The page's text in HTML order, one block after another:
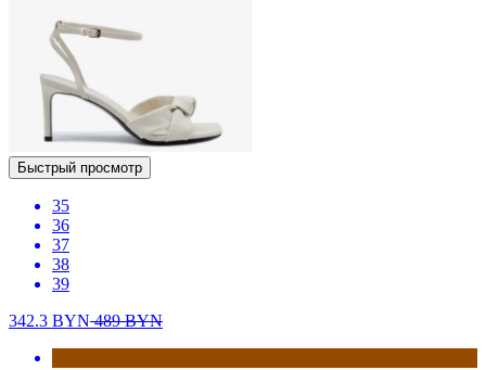
Быстрый просмотр
35
36
37
38
39
342.3 BYN489BYN